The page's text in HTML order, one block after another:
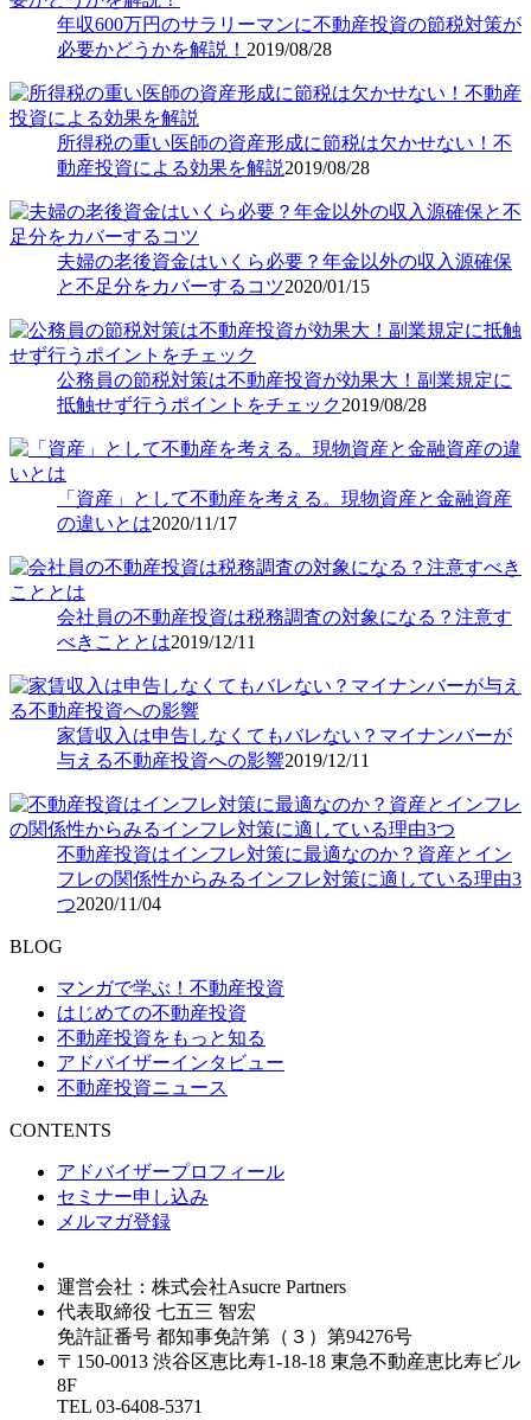
年収600万円のサラリーマンに不動産投資の節税対策が
必要かどうかを解説！ 2019/08/28
所得税の重い医師の資産形成に節税は欠かせない！不
動産投資による効果を解説2019/08/28
夫婦の老後資金はいくら必要？年金以外の収入源確保
と不足分をカバーするコツ2020/01/15
公務員の節税対策は不動産投資が効果大！副業規定に
抵触せず行うポイントをチェック2019/08/28
「資産」として不動産を考える。現物資産と金融資産
の違いとは2020/11/17
会社員の不動産投資は税務調査の対象になる？注意す
べきこととは2019/12/11
家賃収入は申告しなくてもバレない？マイナンバーが
与える不動産投資への影響2019/12/11
不動産投資はインフレ対策に最適なのか？資産とイン
フレの関係性からみるインフレ対策に適している理由3
つ2020/11/04
BLOG
マンガで学ぶ！不動産投資
はじめての不動産投資
不動産投資をもっと知る
アドバイザーインタビュー
不動産投資ニュース
CONTENTS
アドバイザープロフィール
セミナー申し込み
メルマガ登録
運営会社：株式会社Asucre Partners
代表取締役 七五三 智宏
免許証番号 都知事免許第（３）第94276号
〒150-0013 渋谷区恵比寿1-18-18 東急不動産恵比寿ビル
8F
TEL 03-6408-5371